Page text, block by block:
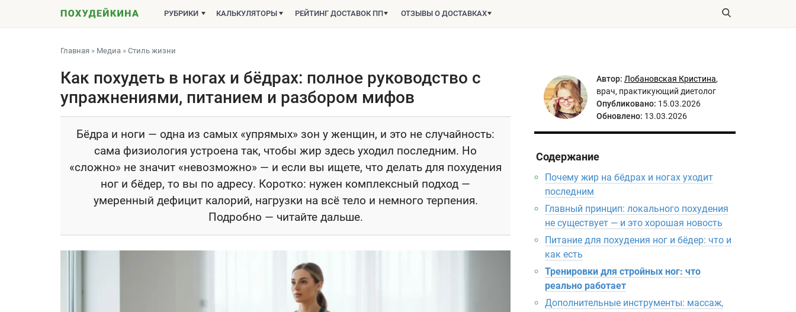
РУБРИКИ КАЛЬКУЛЯТОРЫ РЕЙТИНГ ДОСТАВОК ПП ОТЗЫВЫ О ДОСТАВКАХ
Главная » Медиа » Стиль жизни
Как похудеть в ногах и бёдрах: полное руководство с
упражнениями, питанием и разбором мифов
Бёдра и ноги — одна из самых «упрямых» зон у женщин, и это не случайность:
сама физиология устроена так, чтобы жир здесь уходил последним. Но
«сложно» не значит «невозможно» — и если вы ищете, что делать для похудения
ног и бёдер, то вы по адресу. Коротко: нужен комплексный подход —
умеренный дефицит калорий, нагрузки на всё тело и немного терпения.
Подробно — читайте дальше.
Автор: Лобановская Кристина,
врач, практикующий диетолог
Опубликовано: 15.03.2026
Обновлено: 13.03.2026
Содержание
Почему жир на бёдрах и ногах уходит
последним
Главный принцип: локального похудения
не существует — и это хорошая новость
Питание для похудения ног и бёдер: что и
как есть
Тренировки для стройных ног: что
реально работает
Дополнительные инструменты: массаж,